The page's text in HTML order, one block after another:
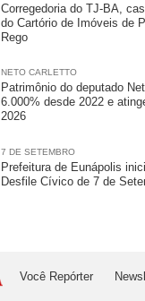
Corregedoria do TJ-BA,
do Cartório de Imóveis de
Rego
NETO CARLETTO
Patrimônio do deputado
6.000% desde 2022 e
2026
7 DE SETEMBRO
Prefeitura de Eunápolis
Desfile Cívico de 7 de
Você Repórter